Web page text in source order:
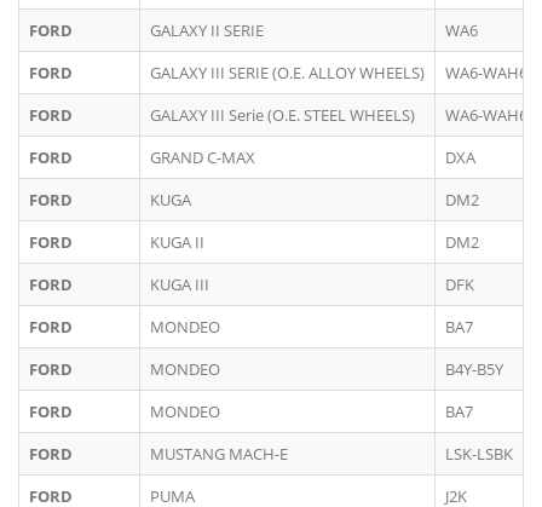
FORD
GALAXY II SERIE
WA6
FORD
GALAXY III SERIE (O.E. ALLOY WHEELS)
WA6-WAH6
FORD
GALAXY III Serie (O.E. STEEL WHEELS)
WA6-WAH6
FORD
GRAND C-MAX
DXA
FORD
KUGA
DM2
FORD
KUGA II
DM2
FORD
KUGA III
DFK
FORD
MONDEO
BA7
FORD
MONDEO
B4Y-B5Y
FORD
MONDEO
BA7
FORD
MUSTANG MACH-E
LSK-LSBK
FORD
PUMA
J2K